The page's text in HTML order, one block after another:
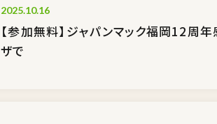
2025.10.16
【参加無料】ジャパンマック福岡12
ザで